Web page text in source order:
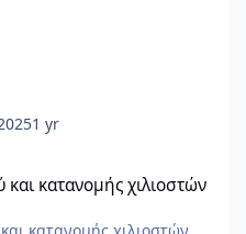
1 yr
κατανομής χιλιοστών